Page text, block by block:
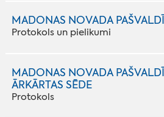
MADONAS NOVADA
Protokols un pielikumi
MADONAS NOVADA
ĀRKĀRTAS SĒDE
Protokols